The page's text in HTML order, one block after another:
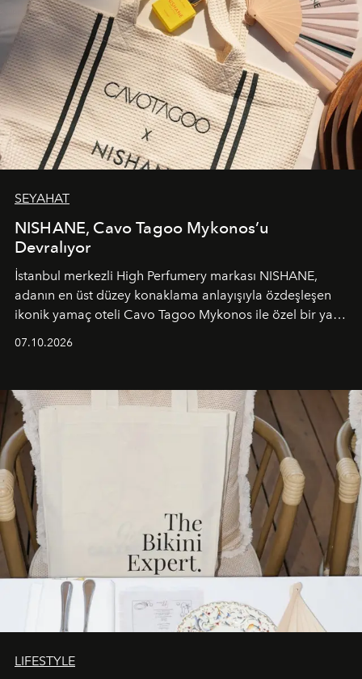
SEYAHAT
NISHANE, Cavo Tagoo Mykonos’u
Devralıyor
İstanbul merkezli High Perfumery markası NISHANE,
adanın en üst düzey konaklama anlayışıyla özdeşleşen
ikonik yamaç oteli Cavo Tagoo Mykonos ile özel bir yaz
buluşturarak markanın Cavo Tagoo’daki varlığını
sürükleyici ve mevsime özel bir deneyime dönüştürüyor.
07.10.2026
LIFESTYLE